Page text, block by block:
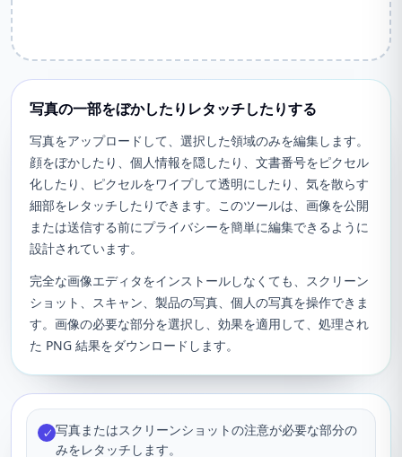
写真の一部をぼかしたりレタッチしたりする
写真をアップロードして、選択した領域のみを編集します。
顔をぼかしたり、個人情報を隠したり、文書番号をピクセル
化したり、ピクセルをワイプして透明にしたり、気を散らす
細部をレタッチしたりできます。このツールは、画像を公開
または送信する前にプライバシーを簡単に編集できるように
設計されています。
完全な画像エディタをインストールしなくても、スクリーン
ショット、スキャン、製品の写真、個人の写真を操作できま
す。画像の必要な部分を選択し、効果を適用して、処理され
た PNG 結果をダウンロードします。
✓ 写真またはスクリーンショットの注意が必要な部分の
みをレタッチします。